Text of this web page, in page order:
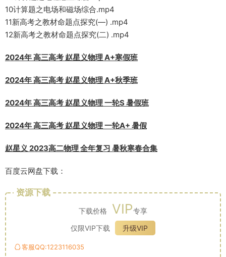
10计算题之电场和磁场综合.mp4
11新高考之教材命题点探究(—) .mp4
12新高考之教材命题点探究(二) .mp4
2024年 高三高考 赵星义物理 A+寒假班
2024年 高三高考 赵星义物理 A+秋季班
2024年 高三高考 赵星义物理 一轮S 暑假班
2024年 高三高考 赵星义物理 一轮A+ 暑假
赵星义 2023高二物理 全年复习 暑秋寒春合集
百度云网盘下载：
资源下载
下载价格 VIP专享
仅限VIP下载
升级VIP
客服QQ:1223116035